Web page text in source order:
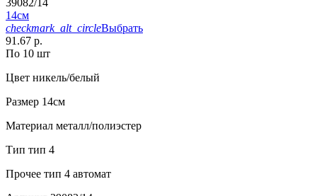
39082/14
14см
checkmark_alt_circleВыбрать
91.67 р.
По 10 шт
Цвет никель/белый
Размер 14см
Материал металл/полиэстер
Тип тип 4
Прочее тип 4 автомат